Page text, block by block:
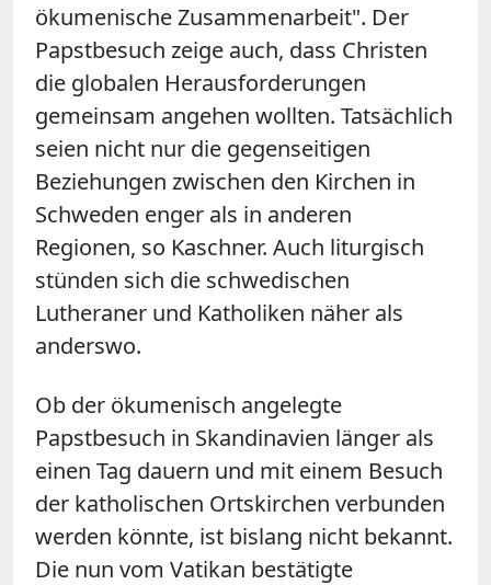
ökumenische Zusammenarbeit". Der
Papstbesuch zeige auch, dass Christen
die globalen Herausforderungen
gemeinsam angehen wollten. Tatsächlich
seien nicht nur die gegenseitigen
Beziehungen zwischen den Kirchen in
Schweden enger als in anderen
Regionen, so Kaschner. Auch liturgisch
stünden sich die schwedischen
Lutheraner und Katholiken näher als
anderswo.
Ob der ökumenisch angelegte
Papstbesuch in Skandinavien länger als
einen Tag dauern und mit einem Besuch
der katholischen Ortskirchen verbunden
werden könnte, ist bislang nicht bekannt.
Die nun vom Vatikan bestätigte